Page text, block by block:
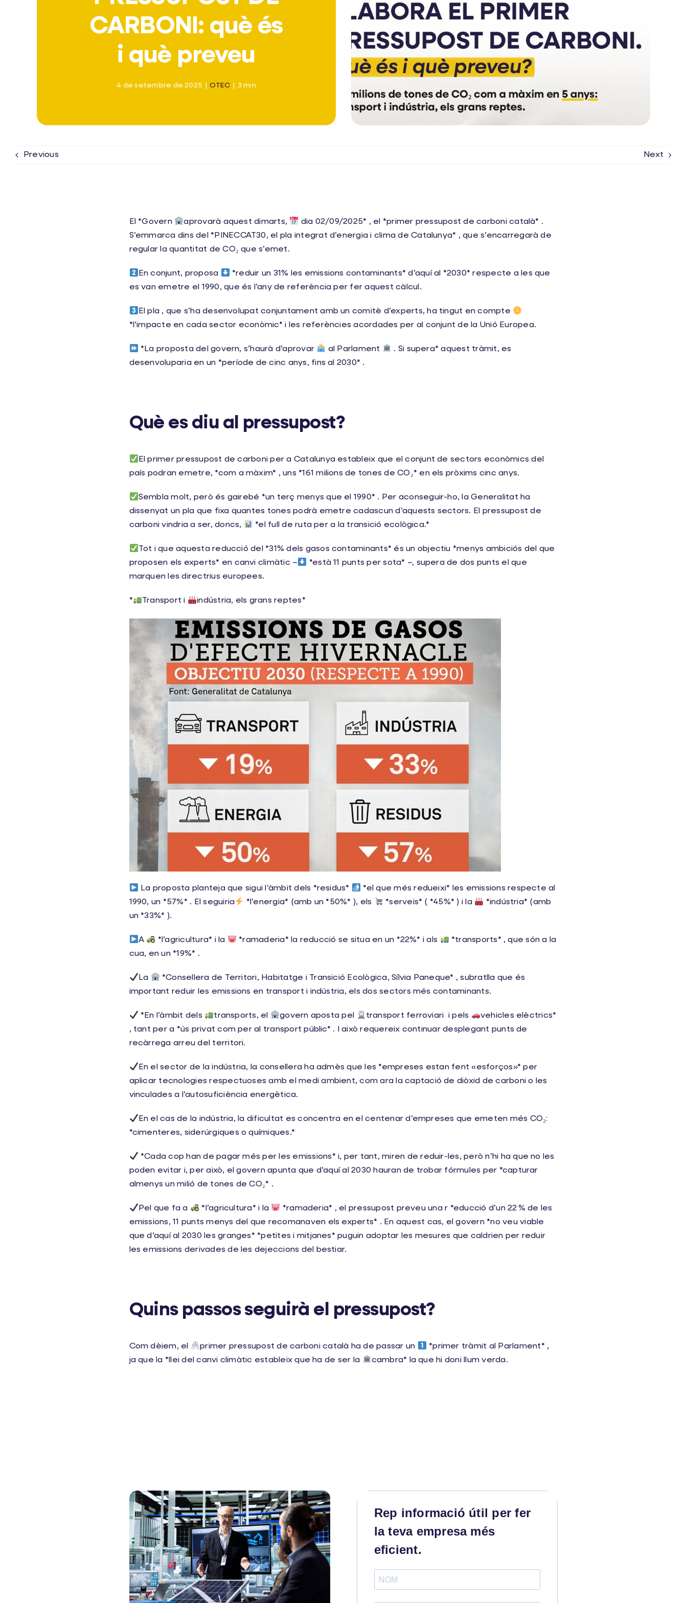
CARBONI: què és
i què preveu
4 de setembre de 2025 OTEC 3 min
Previous Next
El *Govern aprovarà aquest dimarts,
dia 02/09/2025* , el *primer pressupost de carboni català* .
S’emmarca dins del *PINECCAT30, el pla integrat d’energia i clima de Catalunya* , que s’encarregarà de
regular la quantitat de CO₂ que s’emet.
En conjunt, proposa
*reduir un 31% les emissions contaminants* d’aquí al *2030* respecte a les que
es van emetre el 1990, que és l’any de referència per fer aquest càlcul.
El pla , que s’ha desenvolupat conjuntament amb un comitè d’experts, ha tingut en compte
*l’impacte en cada sector econòmic* i les referències acordades per al conjunt de la Unió Europea.
*La proposta del govern, s’haurà d’aprovar al Parlament
. Si supera* aquest tràmit, es
desenvoluparia en un *període de cinc anys, fins al 2030* .
Què es diu al pressupost?
El primer pressupost de carboni per a Catalunya estableix que el conjunt de sectors econòmics del
país podran emetre, *com a màxim* , uns *161 milions de tones de CO₂* en els pròxims cinc anys.
Sembla molt, però és gairebé *un terç menys que el 1990* . Per aconseguir-ho, la Generalitat ha
dissenyat un pla que fixa quantes tones podrà emetre cadascun d’aquests sectors. El pressupost de
carboni vindria a ser, doncs,
*el full de ruta per a la transició ecològica.*
Tot i que aquesta reducció del *31% dels gasos contaminants* és un objectiu *menys ambiciós del que
proposen els experts* en canvi climàtic –
*està 11 punts per sota* –, supera de dos punts el que
marquen les directrius europees.
* Transport i indústria, els grans reptes*
La proposta planteja que sigui l’àmbit dels *residus*
*el que més redueixi* les emissions respecte al
1990, un *57%* . El seguiria
*l’energia* (amb un *50%* ), els *serveis* ( *45%* ) i la
*indústria* (amb
un *33%* ).
A *l’agricultura* i la *ramaderia* la reducció se situa en un *22%* i als
*transports* , que són a la
cua, en un *19%* .
La
*Consellera de Territori, Habitatge i Transició Ecològica, Sílvia Paneque* , subratlla que és
important reduir les emissions en transport i indústria, els dos sectors més contaminants.
*En l’àmbit dels transports, el govern aposta pel transport ferroviari i pels
vehicles elèctrics*
, tant per a *ús privat com per al transport públic* . I això requereix continuar desplegant punts de
recàrrega arreu del territori.
En el sector de la indústria, la consellera ha admès que les *empreses estan fent «esforços»* per
aplicar tecnologies respectuoses amb el medi ambient, com ara la captació de diòxid de carboni o les
vinculades a l’autosuficiència energètica.
En el cas de la indústria, la dificultat es concentra en el centenar d’empreses que emeten més CO₂:
*cimenteres, siderúrgiques o químiques.*
*Cada cop han de pagar més per les emissions* i, per tant, miren de reduir-les, però n’hi ha que no les
poden evitar i, per això, el govern apunta que d’aquí al 2030 hauran de trobar fórmules per *capturar
almenys un milió de tones de CO₂* .
Pel que fa a *l’agricultura* i la
*ramaderia* , el pressupost preveu una r *educció d’un 22 % de les
emissions, 11 punts menys del que recomanaven els experts* . En aquest cas, el govern *no veu viable
que d’aquí al 2030 les granges* *petites i mitjanes* puguin adoptar les mesures que caldrien per reduir
les emissions derivades de les dejeccions del bestiar.
Quins passos seguirà el pressupost?
Com dèiem, el primer pressupost de carboni català ha de passar un
*primer tràmit al Parlament* ,
ja que la *llei del canvi climàtic estableix que ha de ser la
cambra* la que hi doni llum verda.
Rep informació útil per fer
la teva empresa més
eficient.